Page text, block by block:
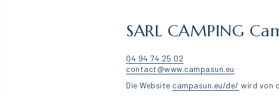
SARL CAMPING
04 94 74 25 02
contact@www.campasun.eu
Die Website campasun.eu/de/ wird von